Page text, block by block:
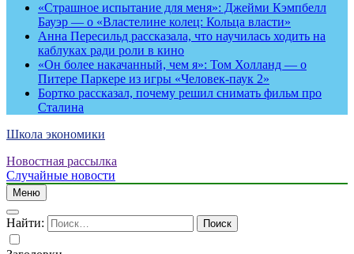
«Страшное испытание для меня»: Джейми Кэмпбелл
Бауэр — о «Властелине колец: Кольца власти»
Анна Пересильд рассказала, что научилась ходить на
каблуках ради роли в кино
«Он более накачанный, чем я»: Том Холланд — о
Питере Паркере из игры «Человек-паук 2»
Бортко рассказал, почему решил снимать фильм про
Сталина
Школа экономики
Новостная рассылка
Случайные новости
Меню
Найти: